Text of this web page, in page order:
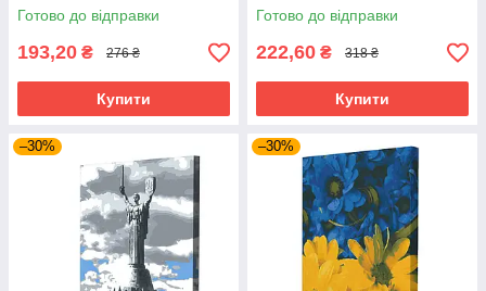
Готово до відправки
193,20 ₴ 276 ₴
Купити
Готово до відправки
222,60 ₴ 318 ₴
Купити
–30% –30%